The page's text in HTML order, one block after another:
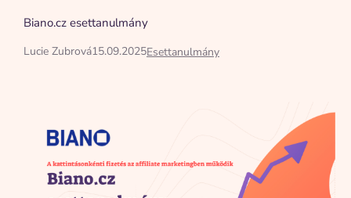
Biano.cz esettanulmány
Lucie Zubrová15.09.2025Esettanulmány